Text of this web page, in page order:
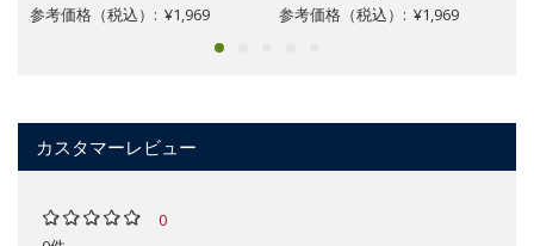
参考価格（税込）: ¥1,969
参考価格（税込）: ¥1,969
カスタマーレビュー
0